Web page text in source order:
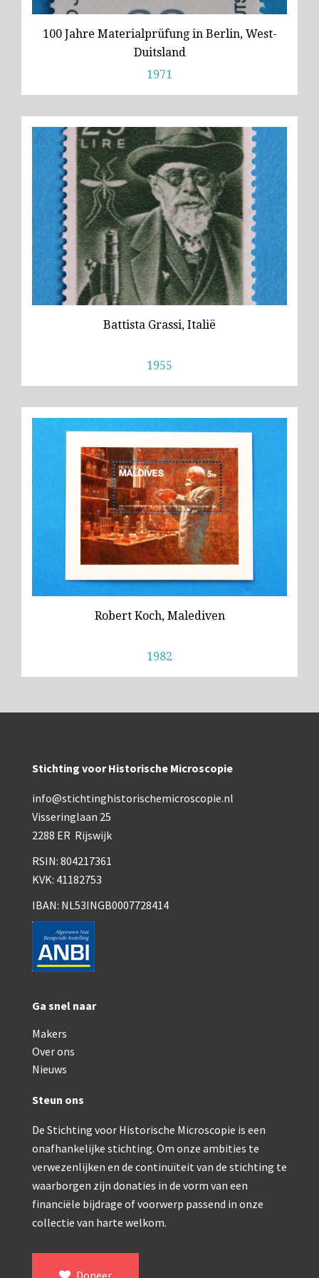
Wild
Zeiss
100 Jahre Materialprüfung in Berlin, West-
Duitsland
1971
Battista Grassi, Italië
1955
Robert Koch, Malediven
1982
Stichting voor Historische Microscopie
info@stichtinghistorischemicroscopie.nl
Visseringlaan 25
2288 ER Rijswijk
RSIN: 804217361
KVK: 41182753
IBAN: NL53INGB0007728414
Ga snel naar
Makers
Over ons
Nieuws
Steun ons
De Stichting voor Historische Microscopie is een
onafhankelijke stichting. Om onze ambities te
verwezenlijken en de continuïteit van de stichting te
waarborgen zijn donaties in de vorm van een
financiële bijdrage of voorwerp passend in onze
collectie van harte welkom.
Doneer